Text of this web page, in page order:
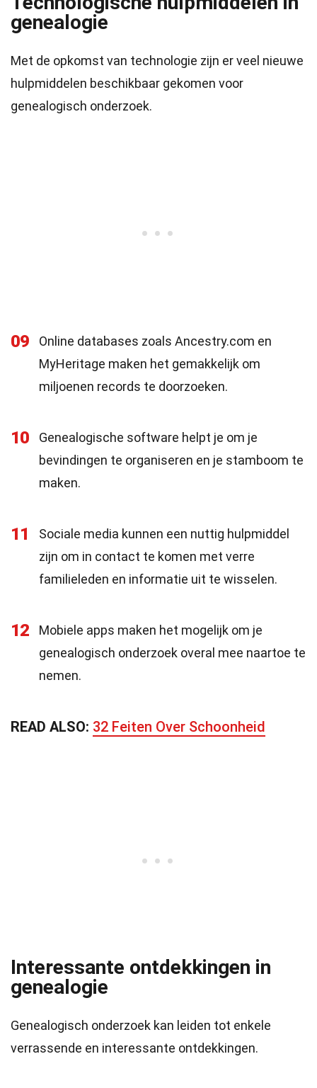
genealogie
Met de opkomst van technologie zijn er veel nieuwe
hulpmiddelen beschikbaar gekomen voor
genealogisch onderzoek.
09
Online databases zoals Ancestry.com en
MyHeritage maken het gemakkelijk om
miljoenen records te doorzoeken.
10
Genealogische software helpt je om je
bevindingen te organiseren en je stamboom te
maken.
11
Sociale media kunnen een nuttig hulpmiddel
zijn om in contact te komen met verre
familieleden en informatie uit te wisselen.
12
Mobiele apps maken het mogelijk om je
genealogisch onderzoek overal mee naartoe te
nemen.
READ ALSO: 32 Feiten Over Schoonheid
Interessante ontdekkingen in
genealogie
Genealogisch onderzoek kan leiden tot enkele
verrassende en interessante ontdekkingen.